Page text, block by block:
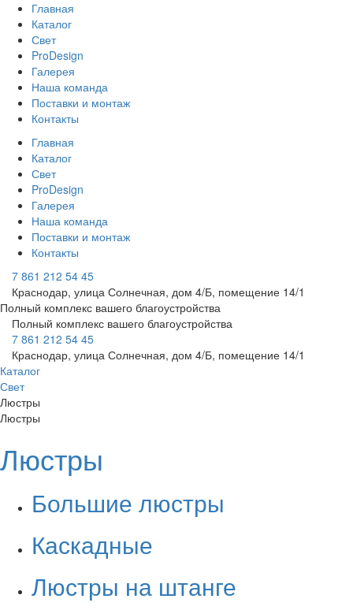
Главная
Каталог
Свет
ProDesign
Галерея
Наша команда
Поставки и монтаж
Контакты
Главная
Каталог
Свет
ProDesign
Галерея
Наша команда
Поставки и монтаж
Контакты
7 861 212 54 45
Краснодар, улица Солнечная, дом 4/Б, помещение 14/1
Полный комплекс вашего благоустройства
Полный комплекс вашего благоустройства
7 861 212 54 45
Краснодар, улица Солнечная, дом 4/Б, помещение 14/1
Каталог
Свет
Люстры
Люстры
Люстры
Большие люстры
Каскадные
Люстры на штанге